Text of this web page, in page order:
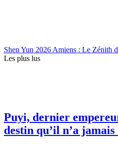
Shen Yun 2026 Amiens : Le Zénith
Les plus lus
Puyi, dernier
destin qu’il n’a jamais